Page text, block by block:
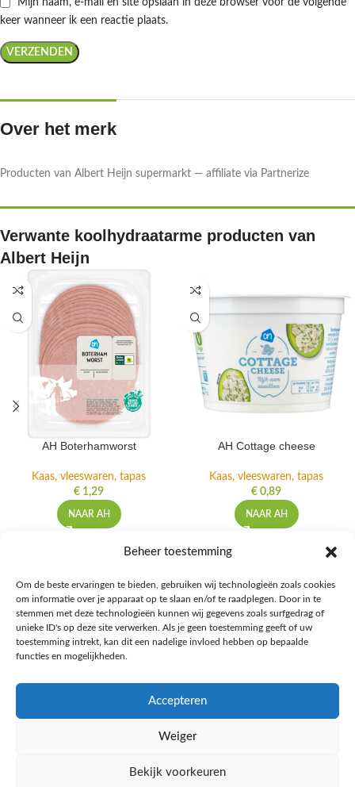
Beheer toestemming
Om de beste ervaringen te bieden, gebruiken wij technologieën zoals cookies
om informatie over je apparaat op te slaan en/of te raadplegen. Door in te
stemmen met deze technologieën kunnen wij gegevens zoals surfgedrag of
unieke ID's op deze site verwerken. Als je geen toestemming geeft of uw
toestemming intrekt, kan dit een nadelige invloed hebben op bepaalde
functies en mogelijkheden.
Accepteren
Weiger
Bekijk voorkeuren
Mijn naam, e-mail en site opslaan in deze browser voor de volgende
keer wanneer ik een reactie plaats.
Over het merk
Producten van Albert Heijn supermarkt — affiliate via Partnerize
Verwante koolhydraatarme producten van
Albert Heijn
AH Boterhamworst
Kaas, vleeswaren, tapas
€ 1,29
NAAR AH
AH Cottage cheese
Kaas, vleeswaren, tapas
€ 0,89
NAAR AH
Ontdek de beste keto-vriendelijke keuzes van Albert Heijn, verrijk je
kennis met onze diepgaande blogs over het keto-dieet, en deel jouw
favoriete keto recepten in onze bruisende online gemeenschap!
Ketomaaltijd.nl 2025